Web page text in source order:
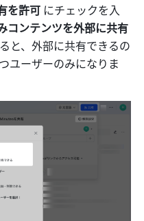
を許可 にチェックを入
コンテンツを外部に共有
と、外部に共有できるの
ユーザーのみになりま